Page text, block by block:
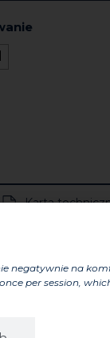
Karta
negatywnie na
per session,